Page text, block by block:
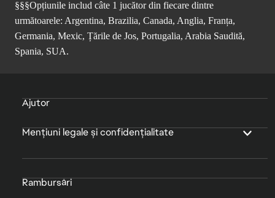
§§§Opțiunile includ câte 1 jucător din fiecare dintre
următoarele: Argentina, Brazilia, Canada, Anglia, Franța,
Germania, Mexic, Țările de Jos, Portugalia, Arabia Saudită,
Spania, SUA.
Ajutor
Mențiuni legale și confidențialitate
Rambursări